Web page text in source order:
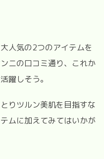
人気の2つのアイテムを
ニの口コミ通り、これか
躍しそう。
りツルン美肌を目指すな
ムに加えてみてはいかが